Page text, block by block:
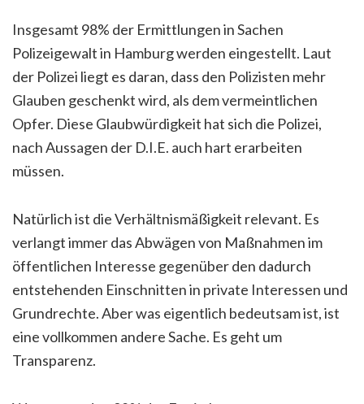
Insgesamt 98% der Ermittlungen in Sachen
Polizeigewalt in Hamburg werden eingestellt. Laut
der Polizei liegt es daran, dass den Polizisten mehr
Glauben geschenkt wird, als dem vermeintlichen
Opfer. Diese Glaubwürdigkeit hat sich die Polizei,
nach Aussagen der D.I.E. auch hart erarbeiten
müssen.
Natürlich ist die Verhältnismäßigkeit relevant. Es
verlangt immer das Abwägen von Maßnahmen im
öffentlichen Interesse gegenüber den dadurch
entstehenden Einschnitten in private Interessen und
Grundrechte. Aber was eigentlich bedeutsam ist, ist
eine vollkommen andere Sache. Es geht um
Transparenz.